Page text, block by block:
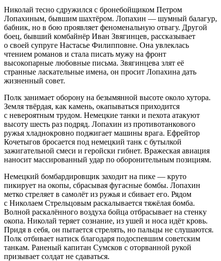
Николай тесно сдружился с бронебойщиком Петром
Лопахиным, бывшим шахтёром. Лопахин — шумный балагур,
бабник, но в бою проявляет феноменальную отвагу. Другой
боец, бывший комбайнёр Иван Звягинцев, рассказывает
о своей супруге Настасье Филипповне. Она увлеклась
чтением романов и стала писать мужу на фронт
высокопарные любовные письма. Звягинцева злят её
странные ласкательные имена, он просит Лопахина дать
жизненный совет.
Полк занимает оборону на безымянной высоте около хутора.
Земля твёрдая, как камень, окапываться приходится
с невероятным трудом. Немецкие танки и пехота атакуют
высоту шесть раз подряд. Лопахин из противотанкового
ружья хладнокровно поджигает машины врага. Ефрейтор
Кочетыгов бросается под немецкий танк с бутылкой
зажигательной смеси и геройски гибнет. Вражеская авиация
наносит массированный удар по оборонительным позициям.
Немецкий бомбардировщик заходит на пике — круто
пикирует на окопы, сбрасывая фугасные бомбы. Лопахин
метко стреляет в самолёт из ружья и сбивает его. Рядом
с Николаем Стрельцовым раскалывается тяжёлая бомба.
Волной раскалённого воздуха бойца отбрасывает на стенку
окопа. Николай теряет сознание, из ушей и носа идёт кровь.
Придя в себя, он пытается стрелять, но пальцы не слушаются.
Полк отбивает натиск благодаря подоспевшим советским
танкам. Раненый капитан Сумсков с оторванной рукой
призывает солдат не сдаваться.